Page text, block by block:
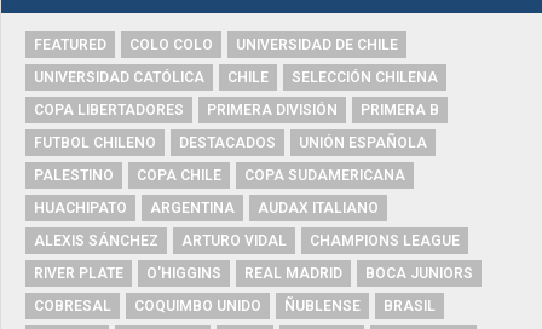
FEATURED COLO COLO
UNIVERSIDAD DE CHILE
UNIVERSIDAD CATÓLICA
CHILE
SELECCIÓN CHILENA
COPA LIBERTADORES
PRIMERA DIVISIÓN
PRIMERA B
FUTBOL CHILENO
DESTACADOS
UNIÓN ESPAÑOLA
PALESTINO
COPA CHILE
COPA SUDAMERICANA
HUACHIPATO
ARGENTINA
AUDAX ITALIANO
ALEXIS SÁNCHEZ
ARTURO VIDAL
CHAMPIONS LEAGUE
RIVER PLATE
O'HIGGINS REAL MADRID
BOCA JUNIORS
COBRESAL
COQUIMBO UNIDO ÑUBLENSE
BRASIL